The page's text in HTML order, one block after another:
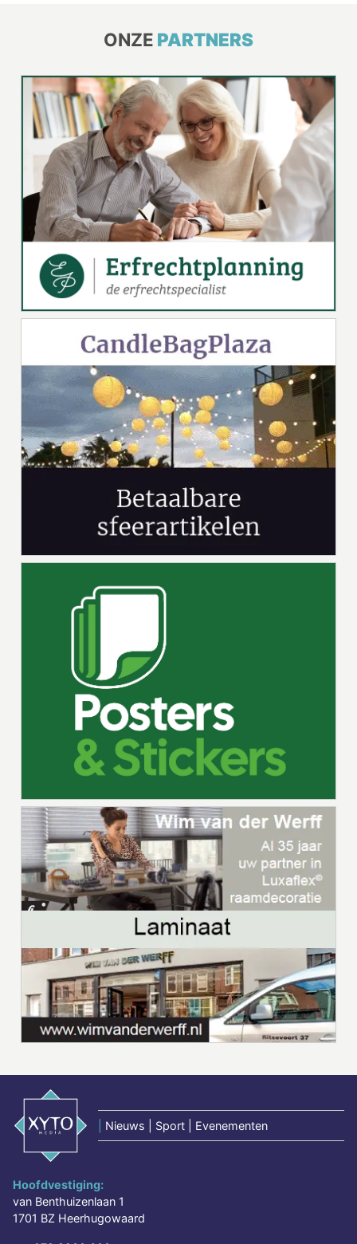
ONZE PARTNERS
Nieuws | Sport | Evenementen
Hoofdvestiging:
van Benthuizenlaan 1
1701 BZ Heerhugowaard